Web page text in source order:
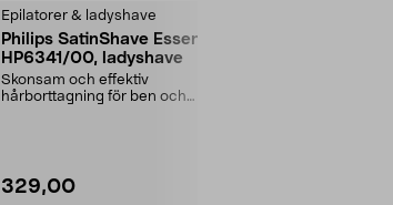
Epilatorer & ladyshave
Philips SatinShave Essential
HP6341/00, ladyshave
Skonsam och effektiv
hårborttagning för ben och
329,00